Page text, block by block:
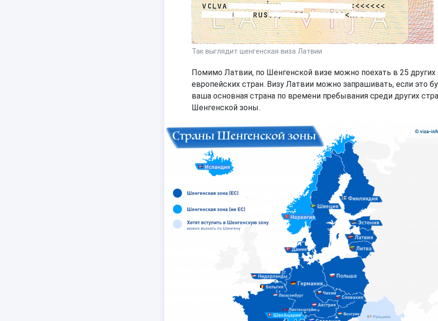
Так выглядит шенгенская виза Латвии
Помимо Латвии, по Шенгенской визе можно поехать в 25 других
европейских стран. Визу Латвии можно запрашивать, если это
ваша основная страна по времени пребывания среди других
Шенгенской зоны.